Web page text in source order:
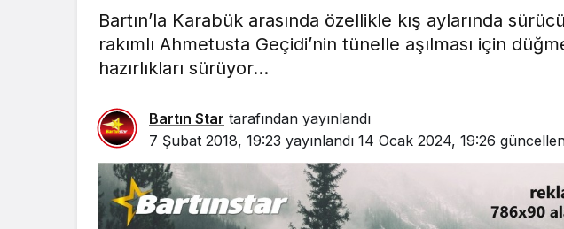
Bartın’la Karabük arasında özellikle kış aylarında
rakımlı Ahmetusta Geçidi’nin tünelle aşılması için
hazırlıkları sürüyor…
Bartın Star tarafından yayınlandı
7 Şubat 2018, 19:23 yayınlandı 14 Ocak 2024, 19:26
30 yıllık çift, aynı